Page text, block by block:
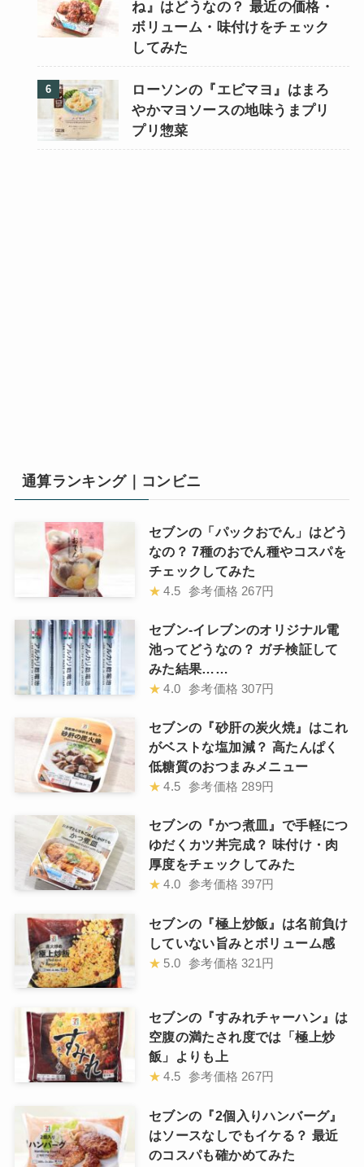
ね』はどうなの？ 最近の価格・
ボリューム・味付けをチェック
してみた
ローソンの『エビマヨ』はまろ
やかマヨソースの地味うまプリ
プリ惣菜
通算ランキング｜コンビニ
セブンの「パックおでん」はどう
なの？ 7種のおでん種やコスパを
チェックしてみた
★ 4.5 参考価格 267円
セブン-イレブンのオリジナル電
池ってどうなの？ ガチ検証して
みた結果……
★ 4.0 参考価格 307円
セブンの『砂肝の炭火焼』はこれ
がベストな塩加減？ 高たんぱく
低糖質のおつまみメニュー
★ 4.5 参考価格 289円
セブンの『かつ煮皿』で手軽につ
ゆだくカツ丼完成？ 味付け・肉
厚度をチェックしてみた
★ 4.0 参考価格 397円
セブンの『極上炒飯』は名前負け
していない旨みとボリューム感
★ 5.0 参考価格 321円
セブンの『すみれチャーハン』は
空腹の満たされ度では「極上炒
飯」よりも上
★ 4.5 参考価格 267円
セブンの『2個入りハンバーグ』
はソースなしでもイケる？ 最近
のコスパも確かめてみた